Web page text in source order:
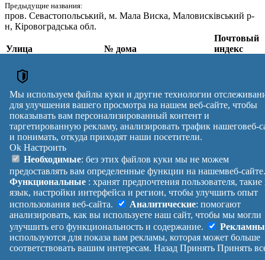
Предыдущие названия:
пров. Севастопольський, м. Мала Виска, Маловисківський р-
н, Кіровоградська обл.
Почтовые индексы Украины. Обновлено : 07-08-2026.
Улица № дома
Почтовый
индекс
Севастопольський
м. Мала Виска,
Новоукраїнський р-н,
Кіровоградська обл.
18, 19, 20, 21, 22, 23
Вулиця № будинків
Індекс
reklama
Правила
Помощь
Платные
услуги
Политика
конфиденциальности
Манифест
О проекте
Обратная
связь
Украина
Вход |
Выход
Мы используем файлы куки и другие технологии
для улучшения вашего просмотра на нашем веб-сайте, чтобы
показывать вам персонализированный контент и
таргетированную рекламу, анализировать трафик нашеговеб-
и понимать, откуда приходят наши посетители.
Ok Настроить
Необходимые: без этих файлов куки мы не можем
предоставлять вам определенные функции на нашемвеб-
Функциональные : хранят предпочтения пользователя, такие
язык, настройки интерфейса и регион, чтобы улучшить опыт
использования веб-сайта.
Аналитические: помогают
анализировать, как вы используете наш сайт, чтобы мы могли
улучшить его функциональность и содержание.
используются для показа вам рекламы, которая может больше
соответствовать вашим интересам. Назад Принять Принять